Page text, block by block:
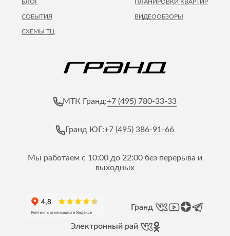
ПЛАНИРОВКИ КВАРТИР
ВИДЕООБЗОРЫ
БЛОГ
СОБЫТИЯ
СХЕМЫ ТЦ
МТК Гранд:+7 (495) 780-33-33
Гранд ЮГ:+7 (495) 386-91-66
Мы работаем с 10:00 до 22:00 без перерыва и
выходных
Гранд
Электронный рай